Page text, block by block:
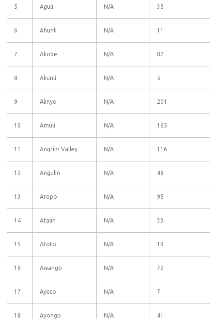
5 Aguli N/A 35
6 Ahunli N/A 11
7 Akobe N/A 82
8 Akunli N/A 5
9 Alinye N/A 201
10 Amuli N/A 165
11 Angrim Valley N/A 116
12 Angulin N/A 48
13 Aropo N/A 95
14 Atalin N/A 33
15 Atoto N/A 13
16 Awango N/A 72
17 Ayeso N/A 7
18 Ayongo N/A 41